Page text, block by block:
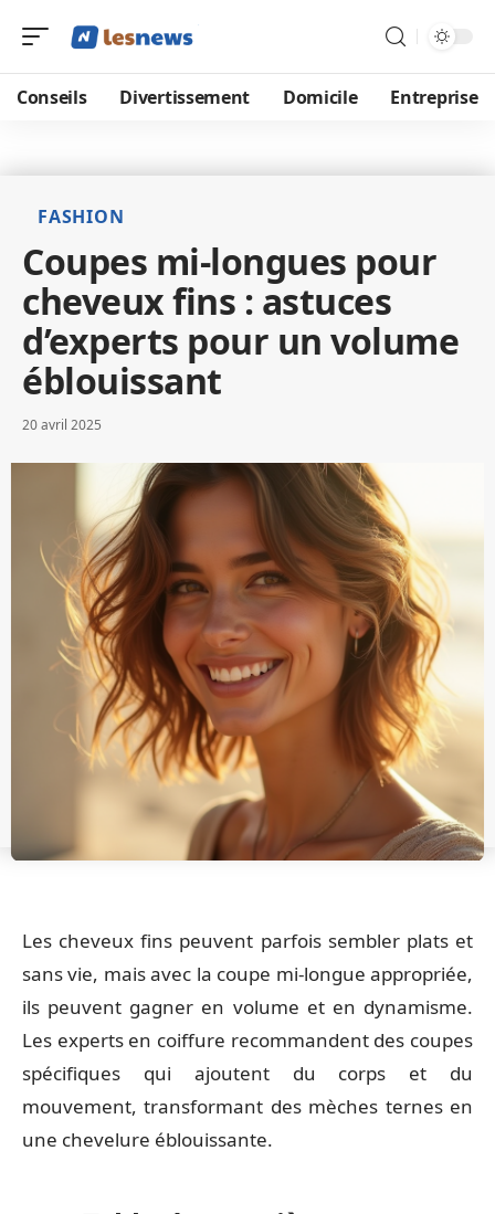
Conseils Divertissement Domicile Entreprise
FASHION
Coupes mi-longues pour
cheveux fins : astuces
d’experts pour un volume
éblouissant
20 avril 2025
Les cheveux fins peuvent parfois sembler plats et
sans vie, mais avec la coupe mi-longue appropriée,
ils peuvent gagner en volume et en dynamisme.
Les experts en coiffure recommandent des coupes
spécifiques qui ajoutent du corps et du
mouvement, transformant des mèches ternes en
une chevelure éblouissante.